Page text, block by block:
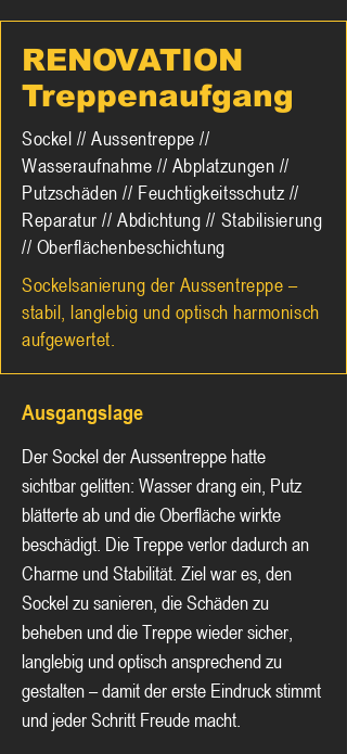
RENOVATION
Treppenaufgang
Sockel // Aussentreppe //
Wasseraufnahme // Abplatzungen //
Putzschäden // Feuchtigkeitsschutz //
Reparatur // Abdichtung // Stabilisierung
// Oberflächenbeschichtung
Sockelsanierung der Aussentreppe –
stabil, langlebig und optisch harmonisch
aufgewertet.
Ausgangslage
Der Sockel der Aussentreppe hatte
sichtbar gelitten: Wasser drang ein, Putz
blätterte ab und die Oberfläche wirkte
beschädigt. Die Treppe verlor dadurch an
Charme und Stabilität. Ziel war es, den
Sockel zu sanieren, die Schäden zu
beheben und die Treppe wieder sicher,
langlebig und optisch ansprechend zu
gestalten – damit der erste Eindruck stimmt
und jeder Schritt Freude macht.